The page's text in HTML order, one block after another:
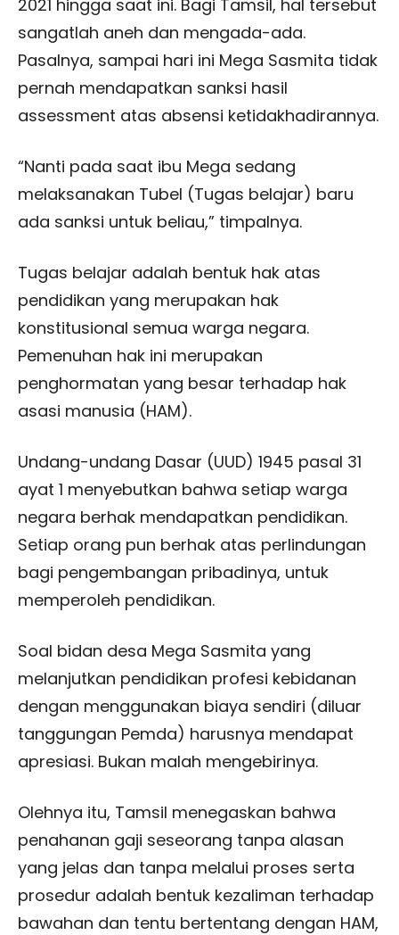
2021 hingga saat ini. Bagi Tamsil, hal tersebut
sangatlah aneh dan mengada-ada.
Pasalnya, sampai hari ini Mega Sasmita tidak
pernah mendapatkan sanksi hasil
assessment atas absensi ketidakhadirannya.
“Nanti pada saat ibu Mega sedang
melaksanakan Tubel (Tugas belajar) baru
ada sanksi untuk beliau,” timpalnya.
Tugas belajar adalah bentuk hak atas
pendidikan yang merupakan hak
konstitusional semua warga negara.
Pemenuhan hak ini merupakan
penghormatan yang besar terhadap hak
asasi manusia (HAM).
Undang-undang Dasar (UUD) 1945 pasal 31
ayat 1 menyebutkan bahwa setiap warga
negara berhak mendapatkan pendidikan.
Setiap orang pun berhak atas perlindungan
bagi pengembangan pribadinya, untuk
memperoleh pendidikan.
Soal bidan desa Mega Sasmita yang
melanjutkan pendidikan profesi kebidanan
dengan menggunakan biaya sendiri (diluar
tanggungan Pemda) harusnya mendapat
apresiasi. Bukan malah mengebirinya.
Olehnya itu, Tamsil menegaskan bahwa
penahanan gaji seseorang tanpa alasan
yang jelas dan tanpa melalui proses serta
prosedur adalah bentuk kezaliman terhadap
bawahan dan tentu bertentang dengan HAM,